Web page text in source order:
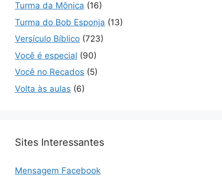
Turma da Mônica (16)
Turma do Bob Esponja (13)
Versículo Bíblico (723)
Você é especial (90)
Você no Recados (5)
Volta às aulas (6)
Sites Interessantes
Mensagem Facebook